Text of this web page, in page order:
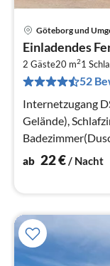
Göteborg und
Einladendes
2 Gäste20 m21
52
Internetzugang
Gelände),
Fernsehsender)
ab 22€ / Nacht